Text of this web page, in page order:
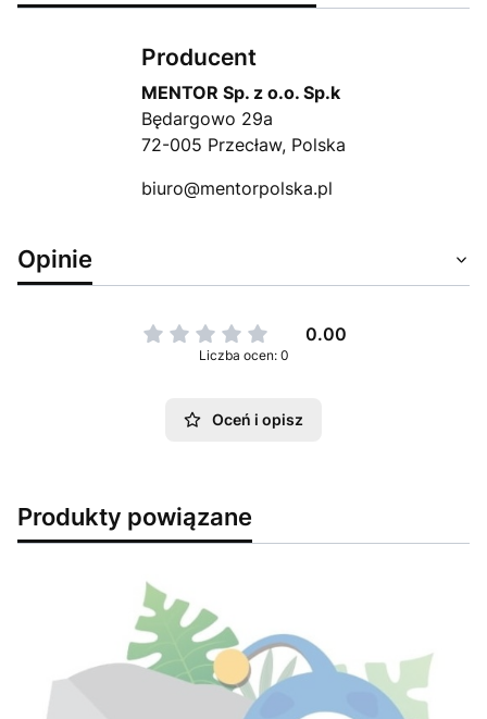
Producent
MENTOR Sp. z o.o. Sp.k
Będargowo 29a
72-005 Przecław, Polska
biuro@mentorpolska.pl
Opinie
0.00
Liczba ocen: 0
Oceń i opisz
Produkty powiązane